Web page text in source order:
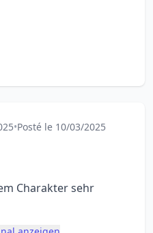
•Posté le 10/03/2025
Charakter sehr